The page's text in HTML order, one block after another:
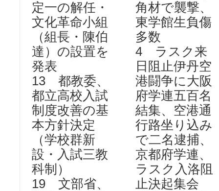
定一の解任・
文化革命小組
（組長・陳伯
達）の設置を
発表
13 都教委、
都立高校入試
制度改善の基
本方針決定
（学校群新
設・入試三教
科制）
19 文部省、
角材で襲撃、
東学館生負傷
多数
4 ラスク来
日阻止伊丹空
港闘争に大阪
府学連五百名
結集、空港通
行路坐り込み
で二名逮捕、
京都府学連、
ラスク入洛阻
止決起集会